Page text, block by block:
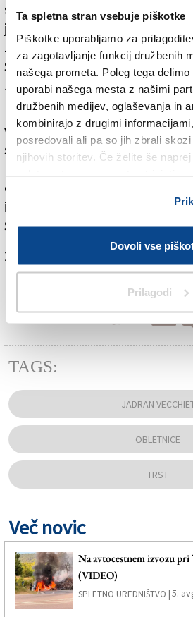
Ta spletna stran vsebuje piškotke
Piškotke uporabljamo za
za zagotavljanje funkcij družbenih
našega prometa. Poleg tega
uporabi našega mesta z našimi
družbenih medijev, oglaševanja in
kombinirajo z drugimi
posredovali ali pa so jih zbrali
njihovih storitev. Če želite še
Dovoli vse
Prilagodi
spomin na vojne grozote skupna
je, da je vojna terjala žrtve še po
zaradi neštetih neeksplodiranih
Spomniti se moramo
živimo, in vztrajno graditi mir.
Podobno je izpostavil Bubnič, ki
vojnah še najbolj trpijo civilisti.
spremljavo je poskrbel openski
Malič, zbrane je pozdravil tudi
občinskega sveta Francesco di
in spominsko tablo je blagoslovil
Sabadin.
Za branje in pisanje komentarjev
TAGS:
JADRAN
OBLETNICE
TRST
Več novic
Na avtocestnem izvozu
(VIDEO)
SPLETNO UREDNIŠTVO |5.